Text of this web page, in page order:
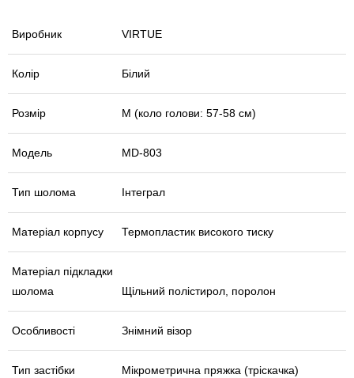
Виробник VIRTUE
Колір Білий
Розмір М (коло голови: 57-58 см)
Модель MD-803
Тип шолома Інтеграл
Матеріал корпусу Термопластик високого тиску
Матеріал підкладки
шолома
Щільний полістирол, поролон
Особливості Знімний візор
Тип застібки Мікрометрична пряжка (тріскачка)